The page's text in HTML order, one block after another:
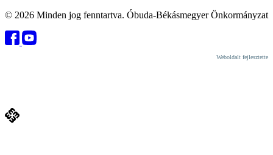
© 2026 Minden jog fenntartva. Óbuda-Békásmegyer Önkormányzat
Weboldalt fejlesztette